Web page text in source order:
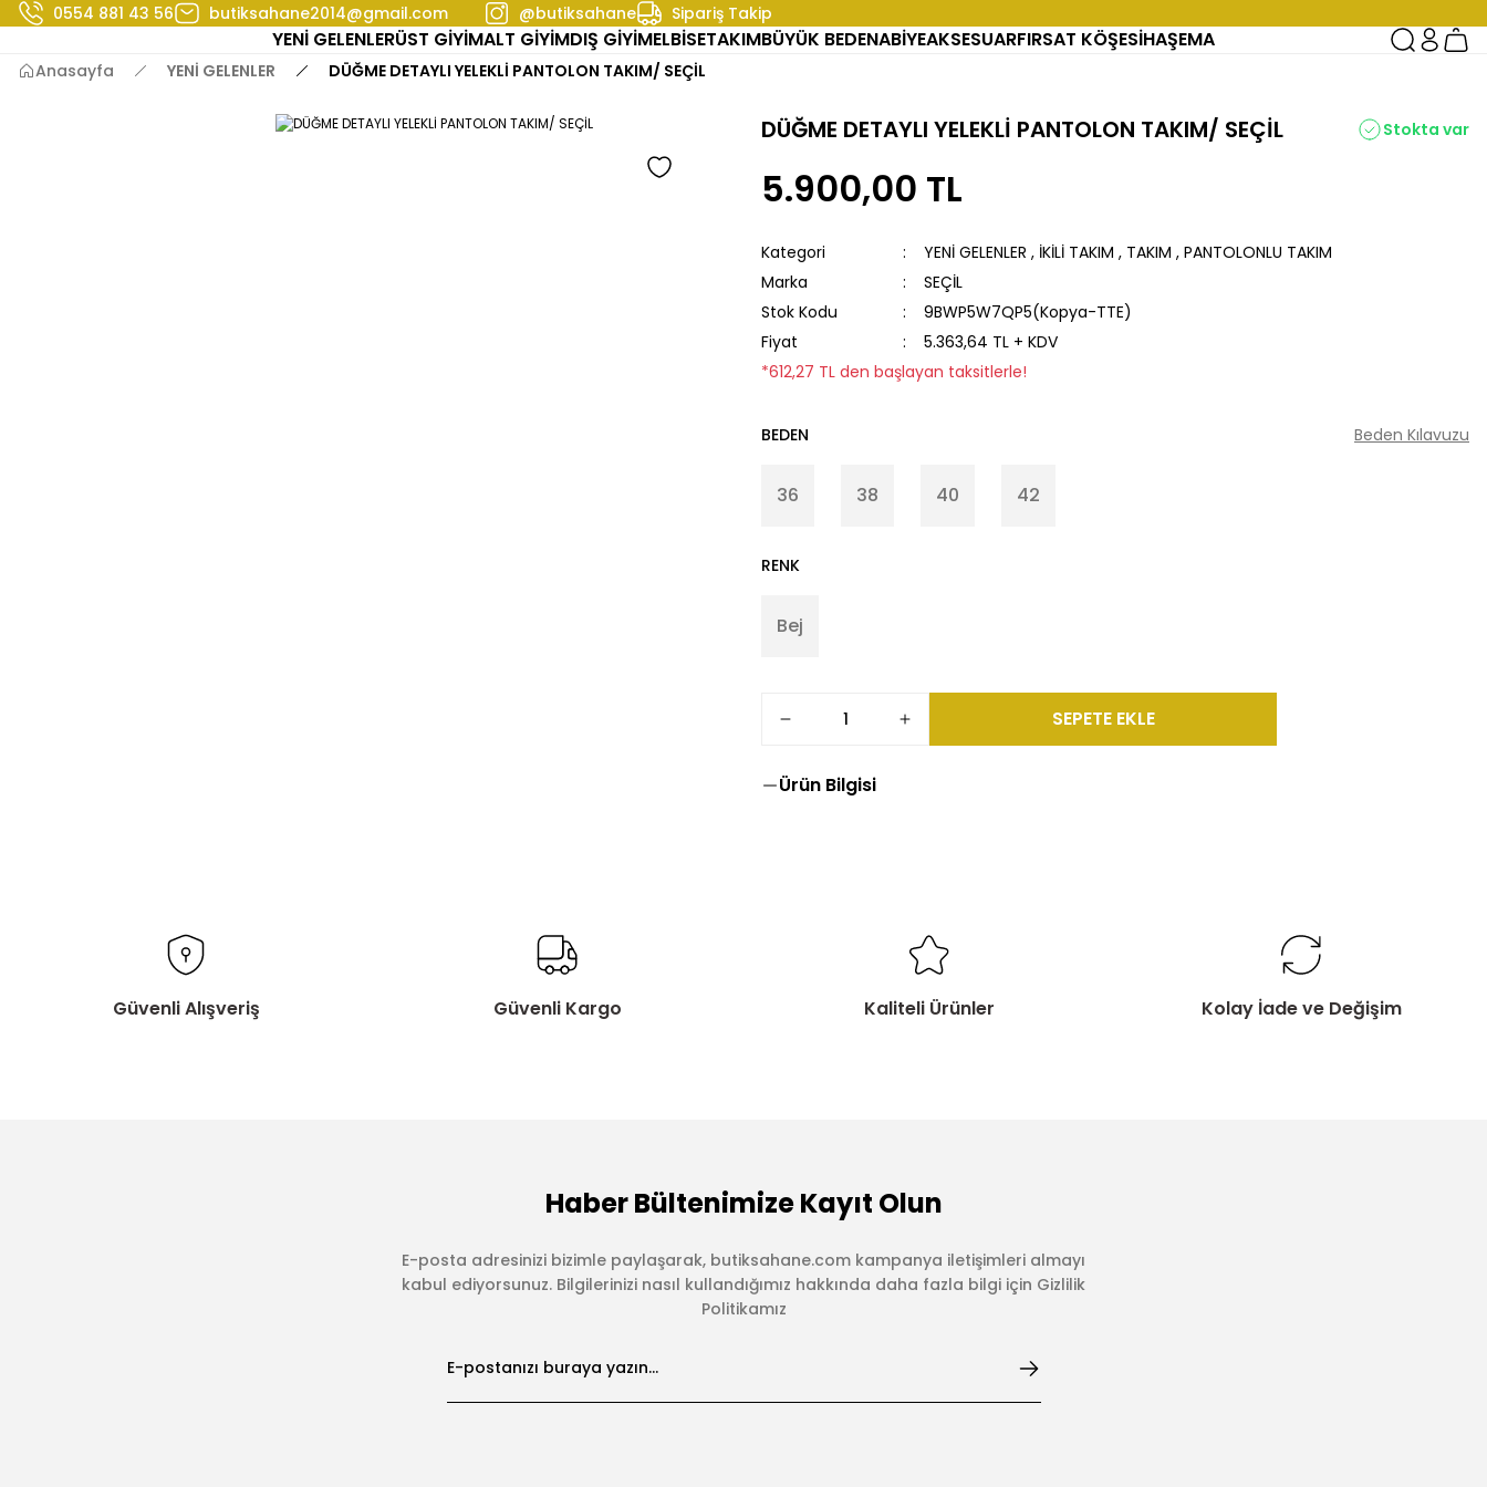
0554 881 43 56 butiksahane2014@gmail.com @butiksahane Sipariş Takip
YENİ GELENLERÜST GİYİMALT GİYİMDIŞ GİYİMELBİSETAKIMBÜYÜK BEDENABİYEAKSESUARFIRSAT KÖŞESİHAŞEMA
Anasayfa YENİ GELENLER DÜĞME DETAYLI YELEKLİ PANTOLON TAKIM/ SEÇİL
DÜĞME DETAYLI YELEKLİ PANTOLON TAKIM/ SEÇİL Stokta var
5.900,00 TL
Kategori YENİ GELENLER , İKİLİ TAKIM , TAKIM , PANTOLONLU TAKIM
Marka
SEÇİL
Stok Kodu
9BWP5W7QP5(Kopya-TTE)
Fiyat
5.363,64 TL + KDV
*612,27 TL den başlayan taksitlerle!
BEDEN
36 38 40 42
RENK
Bej
Beden Kılavuzu
SEPETE EKLE
Ürün Bilgisi
Güvenli Alışveriş Güvenli Kargo Kaliteli Ürünler Kolay İade ve Değişim
Haber Bültenimize Kayıt Olun
E-posta adresinizi bizimle paylaşarak, butiksahane.com kampanya iletişimleri almayı
kabul ediyorsunuz. Bilgilerinizi nasıl kullandığımız hakkında daha fazla bilgi için Gizlilik
Politikamız